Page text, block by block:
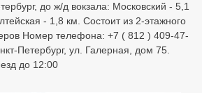
до ж/д вокзала: Московский - 5,1
- 1,8 км. Состоит из 2-этажного
Номер телефона: +7 ( 812 ) 409-47-
Петербург, ул. Галерная, дом 75.
до 12:00